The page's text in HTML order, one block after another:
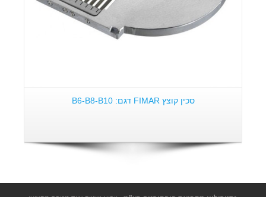
סכין קוצץ FIMAR דגם: B6-B8-B10